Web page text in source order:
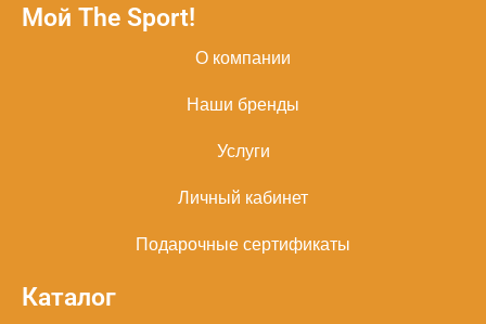
Мой The Sport!
О компании
Наши бренды
Услуги
Личный кабинет
Подарочные сертификаты
Каталог